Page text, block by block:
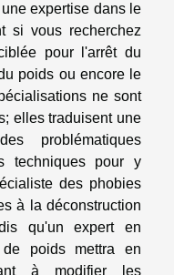
expertise dans le
si vous recherchez
pour l'arrêt du
poids ou encore le
ne sont
elles traduisent une
problématiques
techniques pour y
des phobies
à la déconstruction
qu'un expert en
poids mettra en
à modifier les